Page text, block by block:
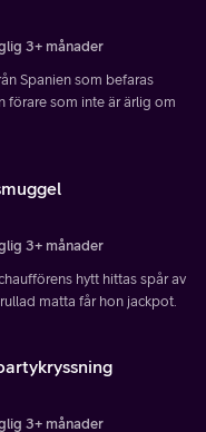
3+ månader
Spanien som befaras
förare som inte är ärlig om
3+ månader
hytt hittas spår av
matta får hon jackpot.
3+ månader